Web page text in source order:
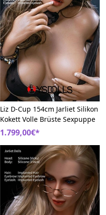
Liz D-Cup 154cm Jarliet Silikon
Kokett Volle Brüste Sexpuppe
1.799,00€*